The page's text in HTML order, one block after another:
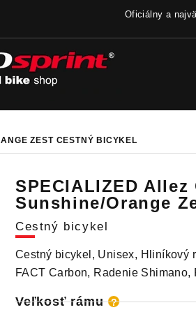
Oficiálny a
ZEST CESTNÝ BICYKEL
SPECIALIZED
Sunshine/Orange
Cestný bicykel
Cestný bicykel, Unisex, Hliníkový
FACT Carbon, Radenie Shimano,
Veľkosť rámu ?